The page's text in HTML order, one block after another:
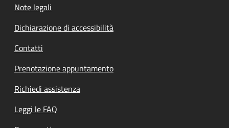
Note legali
Dichiarazione di accessibilità
Contatti
Prenotazione appuntamento
Richiedi assistenza
Leggi le FAQ